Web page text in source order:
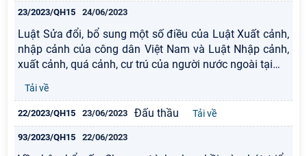
23/2023/QH15 24/06/2023
Luật Sửa đổi, bổ sung một số điều của Luật Xuất cảnh,
nhập cảnh của công dân Việt Nam và Luật Nhập cảnh,
xuất cảnh, quá cảnh, cư trú của người nước ngoài tại…
Tải về
22/2023/QH15 23/06/2023 Đấu thầu Tải về
93/2023/QH15 22/06/2023